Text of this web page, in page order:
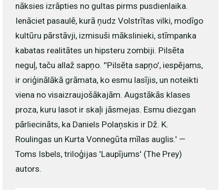
nāksies izrāpties no gultas pirms pusdienlaika.
Ienāciet pasaulē, kurā ņudz Volstrītas vilki, modīgo
kultūru pārstāvji, izmisuši mākslinieki, stīmpanka
kabatas realitātes un hipsteru zombiji. Pilsēta
neguļ, taču allaž sapņo. ''Pilsēta sapņo', iespējams,
ir oriģinālākā grāmata, ko esmu lasījis, un noteikti
viena no visaizraujošākajām. Augstākās klases
proza, kuru lasot ir skaļi jāsmejas. Esmu diezgan
pārliecināts, ka Daniels Polaņskis ir Dž. K.
Roulingas un Kurta Vonnegūta mīlas auglis.' —
Toms Isbels, triloģijas 'Laupījums' (The Prey)
autors.